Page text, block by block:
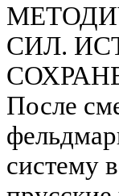
СИЛ.
После
систему